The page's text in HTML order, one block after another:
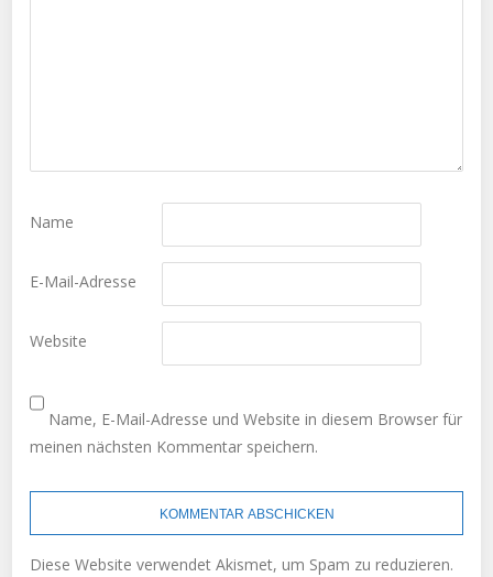
Name
E-Mail-Adresse
Website
Name, E-Mail-Adresse und Website in diesem Browser für
meinen nächsten Kommentar speichern.
Diese Website verwendet Akismet, um Spam zu reduzieren.